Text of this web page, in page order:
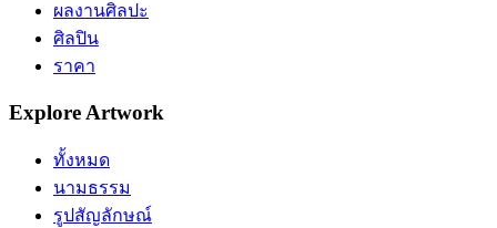
ผลงานศิลปะ
ศิลปิน
ราคา
Explore Artwork
ทั้งหมด
นามธรรม
รูปสัญลักษณ์